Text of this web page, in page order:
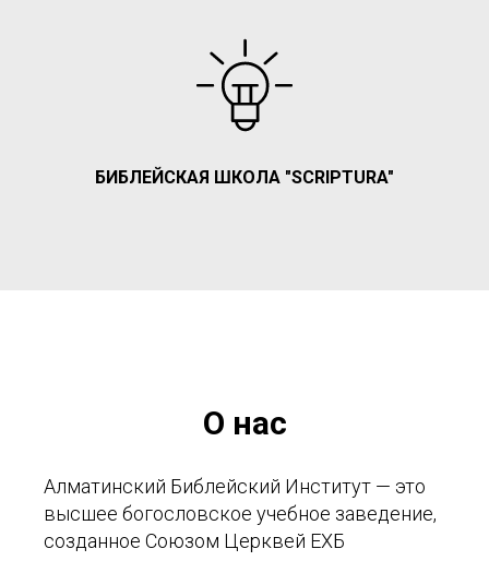
БИБЛЕЙСКАЯ ШКОЛА "SCRIPTURA"
О нас
Алматинский Библейский Институт — это
высшее богословское учебное заведение,
созданное Союзом Церквей ЕХБ